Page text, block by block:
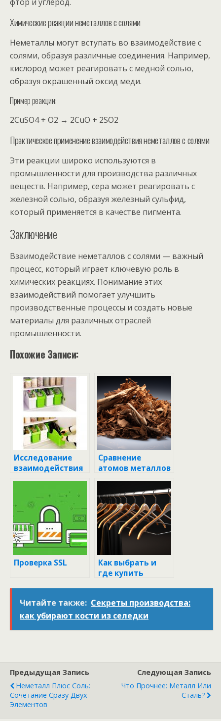
Химические реакции неметаллов с солями
Неметаллы могут вступать во взаимодействие с
солями, образуя различные соединения. Например,
кислород может реагировать с медной солью,
образуя окрашенный оксид меди.
Пример реакции:
2CuSO4 + O2 → 2CuO + 2SO2
Практическое применение взаимодействия неметаллов с солями
Эти реакции широко используются в
промышленности для производства различных
веществ. Например, сера может реагировать с
железной солью, образуя железный сульфид,
который применяется в качестве пигмента.
Заключение
Взаимодействие неметаллов с солями — важный
процесс, который играет ключевую роль в
химических реакциях. Понимание этих
взаимодействий помогает улучшить
производственные процессы и создать новые
материалы для различных отраслей
промышленности.
Похожие Записи:
Исследование
взаимодействия
металлов и
Сравнение
атомов металлов
и неметаллов
Проверка SSL
Как выбрать и
где купить
Читайте также: Секреты производства:
как убирают кости из селедки
Предыдущая Запись
Неметалл Плюс Соль:
Сочетание Сразу Двух
Элементов
Следующая Запись
Что Прочнее: Металл Или
Сталь?